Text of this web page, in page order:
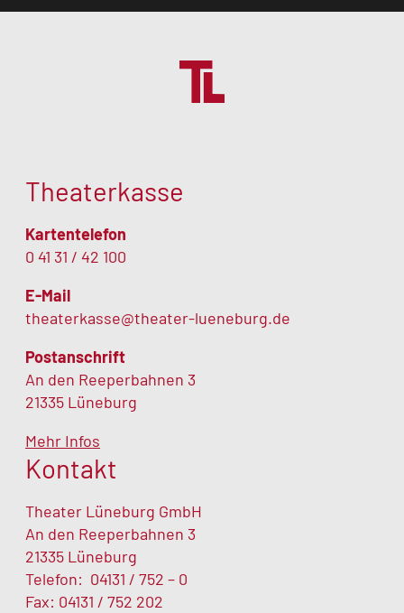
Theaterkasse
Kartentelefon
0 41 31 / 42 100
E-Mail
theaterkasse@theater-lueneburg.de
Postanschrift
An den Reeperbahnen 3
21335 Lüneburg
Mehr Infos
Kontakt
Theater Lüneburg GmbH
An den Reeperbahnen 3
21335 Lüneburg
Telefon: 04131 / 752 – 0
Fax: 04131 / 752 202